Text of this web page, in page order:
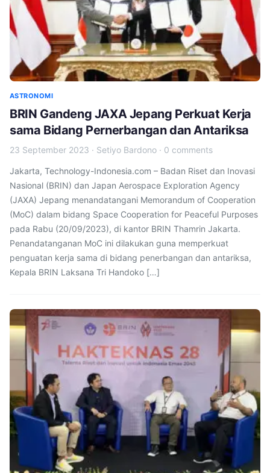
ASTRONOMI
BRIN Gandeng JAXA Jepang Perkuat Kerja
sama Bidang Pernerbangan dan Antariksa
23 September 2023 · Setiyo Bardono · 0 comments
Jakarta, Technology-Indonesia.com – Badan Riset dan Inovasi
Nasional (BRIN) dan Japan Aerospace Exploration Agency
(JAXA) Jepang menandatangani Memorandum of Cooperation
(MoC) dalam bidang Space Cooperation for Peaceful Purposes
pada Rabu (20/09/2023), di kantor BRIN Thamrin Jakarta.
Penandatanganan MoC ini dilakukan guna memperkuat
penguatan kerja sama di bidang penerbangan dan antariksa,
Kepala BRIN Laksana Tri Handoko […]